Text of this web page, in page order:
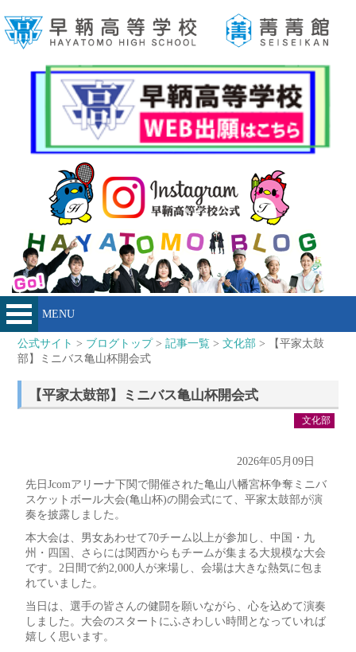
MENU
公式サイト > ブログトップ>記事一覧 >文化部 > 【平家太鼓
部】ミニバス亀山杯開会式
【平家太鼓部】ミニバス亀山杯開会式
文化部
2026年05月09日
先日Jcomアリーナ下関で開催された亀山八幡宮杯争奪ミニバ
スケットボール大会(亀山杯)の開会式にて、平家太鼓部が演
奏を披露しました。
本大会は、男女あわせて70チーム以上が参加し、中国・九
州・四国、さらには関西からもチームが集まる大規模な大会
です。2日間で約2,000人が来場し、会場は大きな熱気に包ま
れていました。
当日は、選手の皆さんの健闘を願いながら、心を込めて演奏
しました。大会のスタートにふさわしい時間となっていれば
嬉しく思います。